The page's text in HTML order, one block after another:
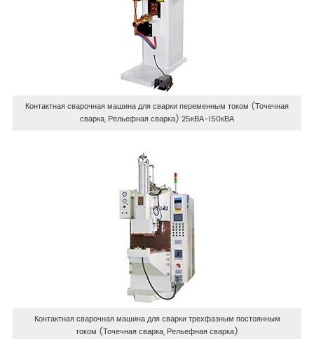
Контактная сварочная машина для сварки переменным током (Точечная
сварка, Рельефная сварка) 25кВА-150кВА
Контактная сварочная машина для сварки трехфазным постоянным
током (Точечная сварка, Рельефная сварка)